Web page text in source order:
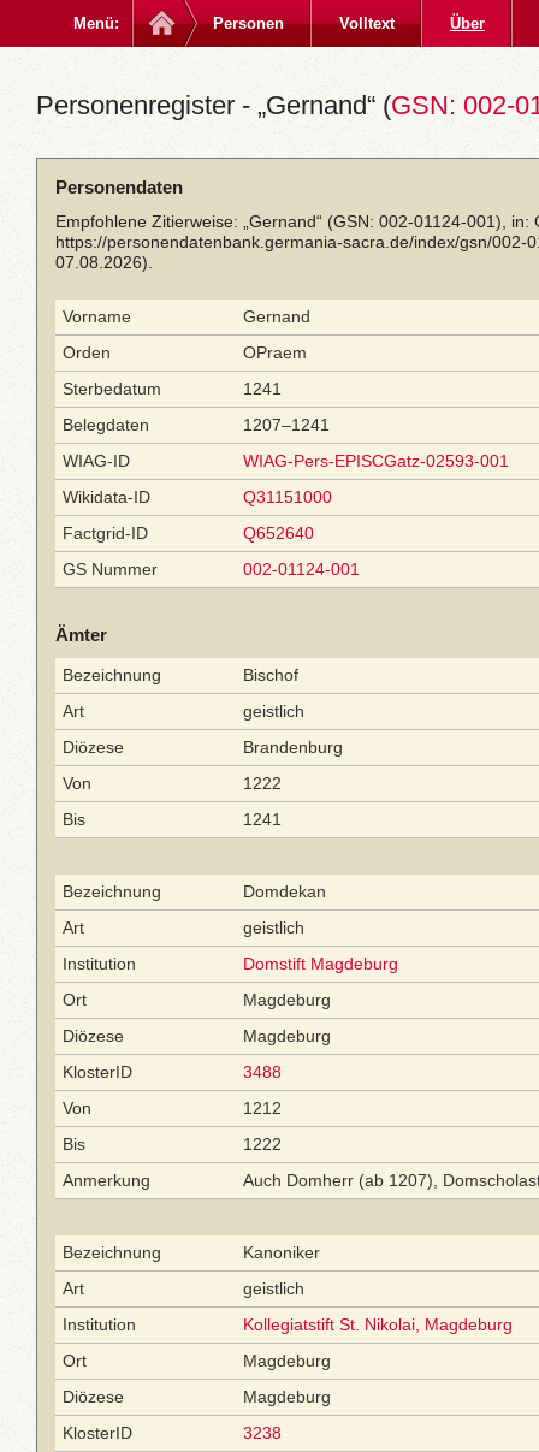
Menü: Personen Volltext Über
Personenregister - „Gernand“ (GSN: 002-
Personendaten
Empfohlene Zitierweise: „Gernand“ (GSN: 002-01124-001), in:
https://personendatenbank.germania-sacra.de/index/gsn/002-
07.08.2026).
Vorname
Gernand
Orden
OPraem
Sterbedatum
1241
Belegdaten
1207–1241
WIAG-ID
WIAG-Pers-EPISCGatz-02593-001
Wikidata-ID
Q31151000
Factgrid-ID
Q652640
GS Nummer
002-01124-001
Ämter
Bezeichnung
Bischof
Art
geistlich
Diözese
Brandenburg
Von
1222
Bis
1241
Bezeichnung
Domdekan
Art
geistlich
Institution
Domstift Magdeburg
Ort
Magdeburg
Diözese
Magdeburg
KlosterID
3488
Von
1212
Bis
1222
Anmerkung
Auch Domherr (ab 1207),
Bezeichnung
Kanoniker
Art
geistlich
Institution
Kollegiatstift St. Nikolai, Magdeburg
Ort
Magdeburg
Diözese
Magdeburg
KlosterID
3238